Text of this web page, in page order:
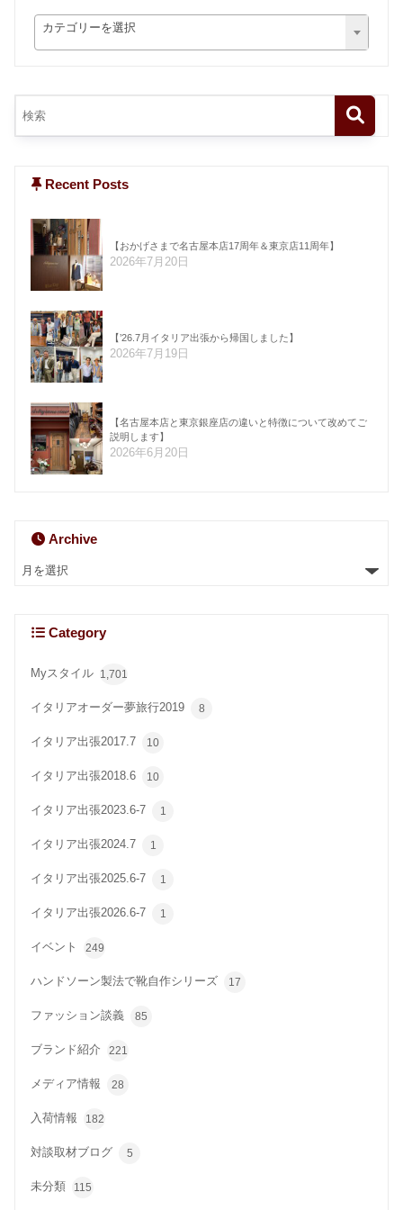
カテゴリーを選択
Recent Posts
【おかげさまで名古屋本店17周年＆東京店11周年】
2026年7月20日
【’26.7月イタリア出張から帰国しました】
2026年7月19日
【名古屋本店と東京銀座店の違いと特徴について改めてご
説明します】
2026年6月20日
Archive
Category
Myスタイル 1,701
イタリアオーダー夢旅行2019 8
イタリア出張2017.7 10
イタリア出張2018.6 10
イタリア出張2023.6-7 1
イタリア出張2024.7 1
イタリア出張2025.6-7 1
イタリア出張2026.6-7 1
イベント 249
ハンドソーン製法で靴自作シリーズ 17
ファッション談義 85
ブランド紹介 221
メディア情報 28
入荷情報 182
対談取材ブログ 5
未分類 115